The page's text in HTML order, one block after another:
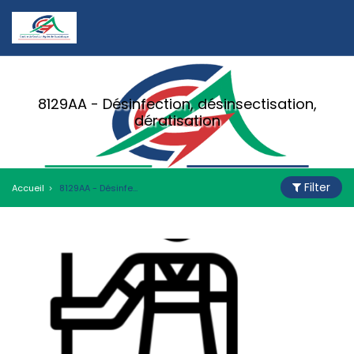
8129AA - Désinfection, désinsectisation,
dératisation
Accueil 8129AA - Désinfection, désinsectisation, dératisation Filter